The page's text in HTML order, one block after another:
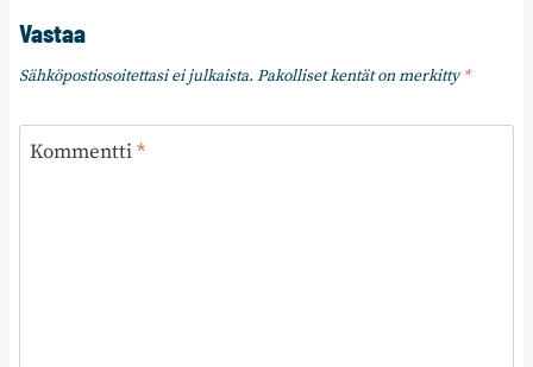
Vastaa
Sähköpostiosoitettasi ei julkaista. Pakolliset kentät on merkitty*
Kommentti*